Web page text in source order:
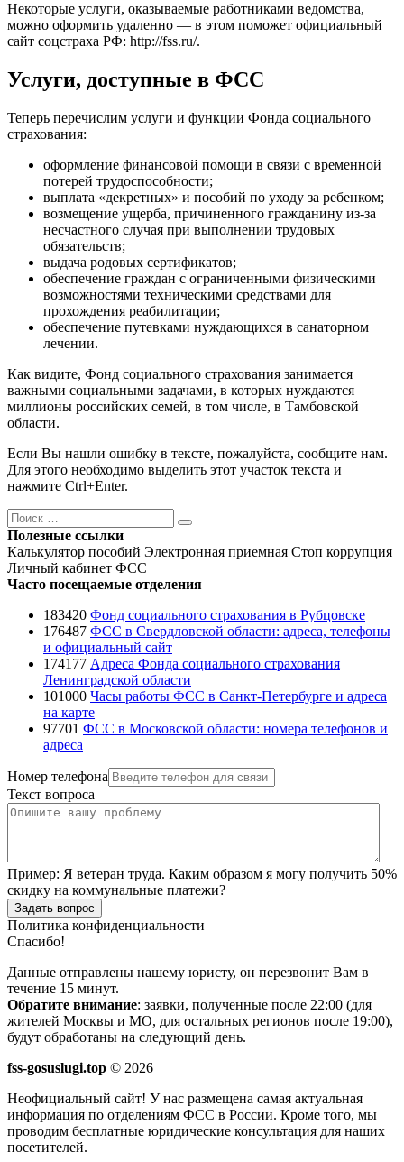
Некоторые услуги, оказываемые работниками ведомства,
можно оформить удаленно — в этом поможет официальный
сайт соцстраха РФ: http://fss.ru/.
Услуги, доступные в ФСС
Теперь перечислим услуги и функции Фонда социального
страхования:
оформление финансовой помощи в связи с временной
потерей трудоспособности;
выплата «декретных» и пособий по уходу за ребенком;
возмещение ущерба, причиненного гражданину из-за
несчастного случая при выполнении трудовых
обязательств;
выдача родовых сертификатов;
обеспечение граждан с ограниченными физическими
возможностями техническими средствами для
прохождения реабилитации;
обеспечение путевками нуждающихся в санаторном
лечении.
Как видите, Фонд социального страхования занимается
важными социальными задачами, в которых нуждаются
миллионы российских семей, в том числе, в Тамбовской
области.
Если Вы нашли ошибку в тексте, пожалуйста, сообщите нам.
Для этого необходимо выделить этот участок текста и
нажмите Ctrl+Enter.
Поиск
Поиск
Полезные ссылки
Калькулятор пособий Электронная приемная Стоп коррупция
Личный кабинет ФСС
Часто посещаемые отделения
183420 Фонд социального страхования в Рубцовске
176487 ФСС в Свердловской области: адреса, телефоны
и официальный сайт
174177 Адреса Фонда социального страхования
Ленинградской области
101000 Часы работы ФСС в Санкт-Петербурге и адреса
на карте
97701 ФСС в Московской области: номера телефонов и
адреса
Номер телефона
Текст вопроса
Пример: Я ветеран труда. Каким образом я могу получить 50%
скидку на коммунальные платежи?
Задать вопрос
Политика конфиденциальности
Спасибо!
Данные отправлены нашему юристу, он перезвонит Вам в
течение 15 минут.
Обратите внимание: заявки, полученные после 22:00 (для
жителей Москвы и МО, для остальных регионов после 19:00),
будут обработаны на следующий день.
fss-gosuslugi.top © 2026
Неофициальный сайт! У нас размещена самая актуальная
информация по отделениям ФСС в России. Кроме того, мы
проводим бесплатные юридические консультация для наших
посетителей.